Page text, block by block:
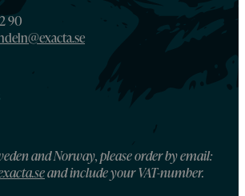
90
and Norway, please order by email:
and include your VAT-number.